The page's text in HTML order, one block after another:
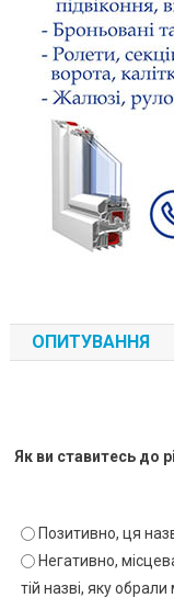
ОПИТУВАННЯ
Як ви ставитесь до
Позитивно, ця
Негативно,
тій назві, яку